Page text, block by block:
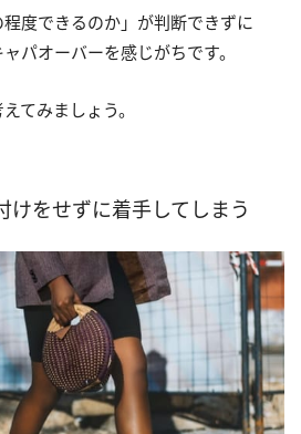
度できるのか」が判断できずに
パオーバーを感じがちです。
てみましょう。
けをせずに着手してしまう